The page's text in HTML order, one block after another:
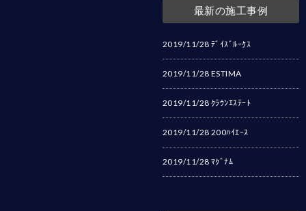
最新の施工事例
2019/11/28 ﾃﾞｲｽﾞﾙｰｸｽ
2019/11/28 ESTIMA
2019/11/28 ｸﾗｳﾝｴｽﾃｰﾄ
2019/11/28 200ﾊｲｴｰｽ
2019/11/28 ﾏｸﾞﾅﾑ